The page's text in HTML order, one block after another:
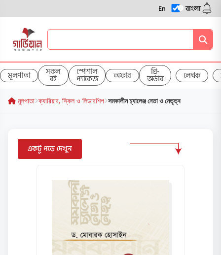
En বাংলা
মূলপাতা সকল
বই
স্পেশাল
প্যাকেজ অফার প্রি-
অর্ডার লেখক
মূলপাতা ক্যারিয়ার, স্কিল ও লিডারশিপ সমকালীন চ্যালেঞ্জ নেতা ও নেতৃত্ব
একটু পড়ে দেখুন